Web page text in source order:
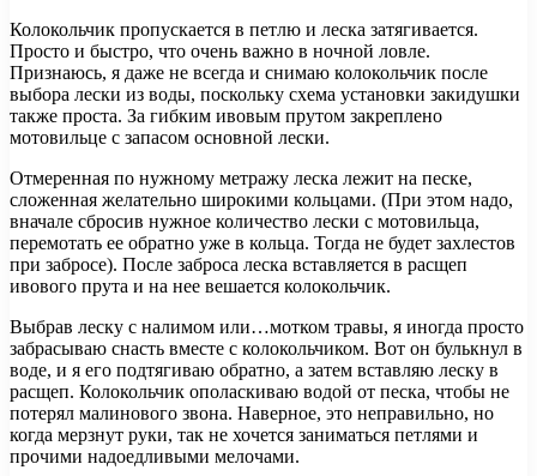
Колокольчик пропускается в петлю и леска затягивается.
Просто и быстро, что очень важно в ночной ловле.
Признаюсь, я даже не всегда и снимаю колокольчик после
выбора лески из воды, поскольку схема установки закидушки
также проста. За гибким ивовым прутом закреплено
мотовильце с запасом основной лески.
Отмеренная по нужному метражу леска лежит на песке,
сложенная желательно широкими кольцами. (При этом надо,
вначале сбросив нужное количество лески с мотовильца,
перемотать ее обратно уже в кольца. Тогда не будет захлестов
при забросе). После заброса леска вставляется в расщеп
ивового прута и на нее вешается колокольчик.
Выбрав леску с налимом или…мотком травы, я иногда просто
забрасываю снасть вместе с колокольчиком. Вот он булькнул в
воде, и я его подтягиваю обратно, а затем вставляю леску в
расщеп. Колокольчик ополаскиваю водой от песка, чтобы не
потерял малинового звона. Наверное, это неправильно, но
когда мерзнут руки, так не хочется заниматься петлями и
прочими надоедливыми мелочами.